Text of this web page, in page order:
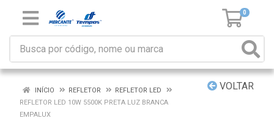
0
VOLTAR
INÍCIO REFLETOR
REFLETOR LED
REFLETOR LED 10W 5500K PRETA LUZ BRANCA
EMPALUX